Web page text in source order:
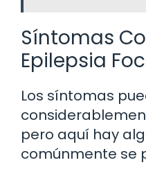
Síntomas
Epilepsia
Los síntomas
pero aquí hay
comúnmente se